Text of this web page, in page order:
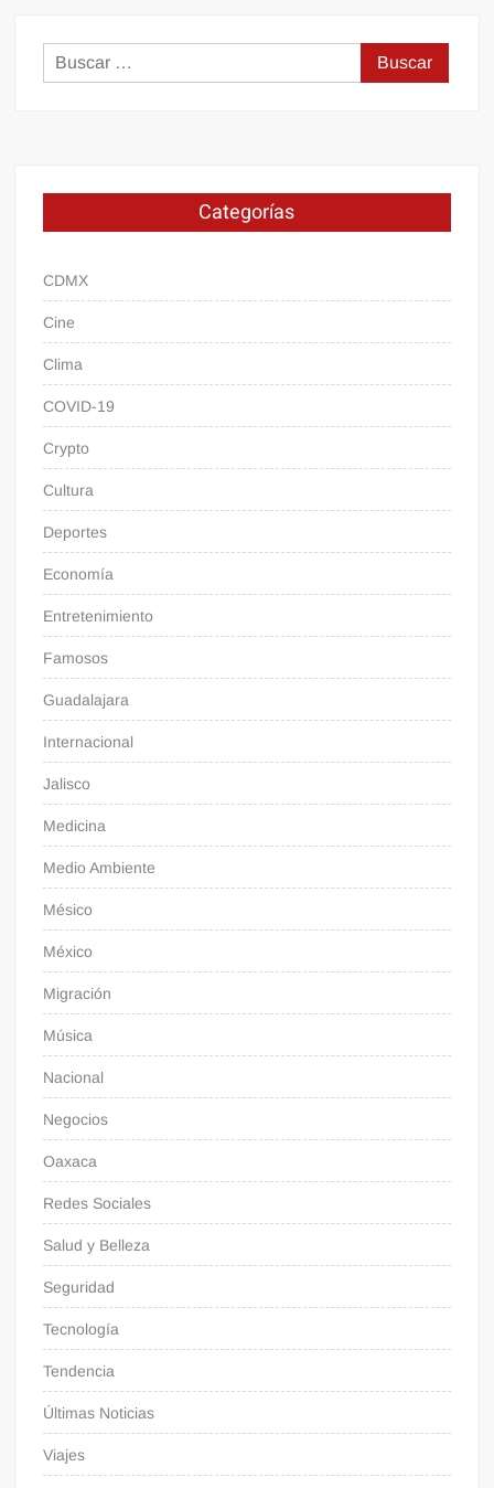
Buscar:
Categorías
CDMX
Cine
Clima
COVID-19
Crypto
Cultura
Deportes
Economía
Entretenimiento
Famosos
Guadalajara
Internacional
Jalisco
Medicina
Medio Ambiente
Mésico
México
Migración
Música
Nacional
Negocios
Oaxaca
Redes Sociales
Salud y Belleza
Seguridad
Tecnología
Tendencia
Últimas Noticias
Viajes